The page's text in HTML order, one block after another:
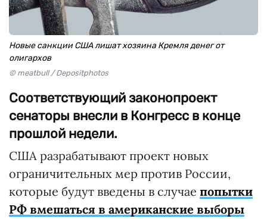
Новые санкции США лишат хозяина Кремля денег от
олигархов
© meatbull / Depositphotos
Соответствующий законопроект
сенаторы внесли в Конгресс в конце
прошлой недели.
США разрабатывают проект новых
ограничительных мер против России,
которые будут введены в случае попытки
РФ вмешаться в американские выборы